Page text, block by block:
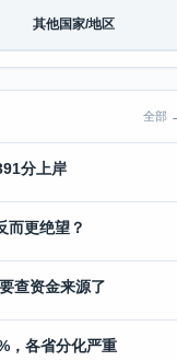
其他国家/地区
全部
分上岸
而更绝望？
查资金来源了
，各省分化严重